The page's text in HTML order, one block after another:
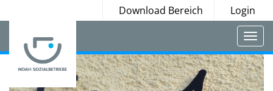
Download Bereich Login